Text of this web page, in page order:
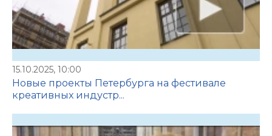
15.10.2025, 10:00
Новые проекты Петербурга на фестивале
креативных индустр...